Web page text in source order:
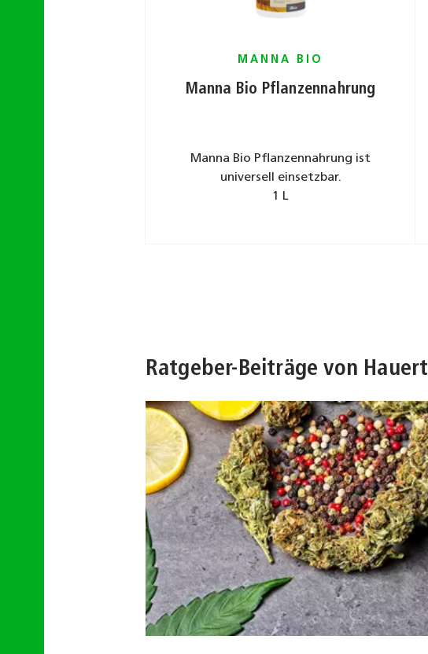
MANNA BIO
Manna Bio Pflanzennahrung
Manna Bio Pflanzennahrung ist
universell einsetzbar.
1 L
Ratgeber-Beiträge von Hauert